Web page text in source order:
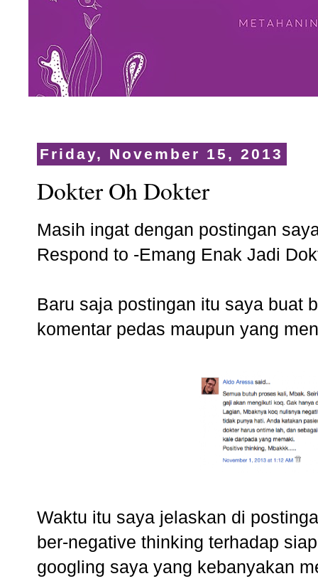
Friday, November 15, 2013
Dokter Oh Dokter
Masih ingat dengan postingan
Respond to -Emang Enak Jadi
Baru saja postingan itu saya buat
komentar pedas maupun yang
Waktu itu saya jelaskan di
ber-negative thinking terhadap
googling saya yang kebanyakan